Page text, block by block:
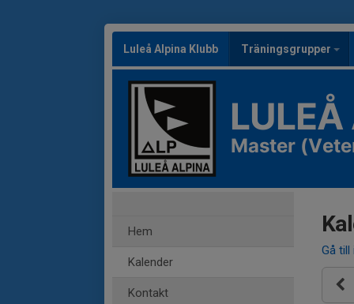
Luleå Alpina Klubb Träningsgrupper
Master
Hem
Kalender
Kontakt
Gå till